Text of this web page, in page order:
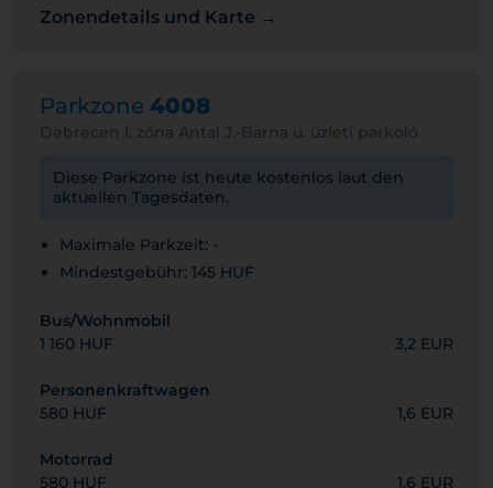
Zonendetails und Karte →
Parkzone 4008
Debrecen I. zóna Antal J.-Barna u. üzleti parkoló
Diese Parkzone ist heute kostenlos laut den
aktuellen Tagesdaten.
Maximale Parkzeit: -
Mindestgebühr: 145 HUF
Bus/Wohnmobil
1 160 HUF
3,2 EUR
Personenkraftwagen
580 HUF
1,6 EUR
Motorrad
580 HUF
1,6 EUR